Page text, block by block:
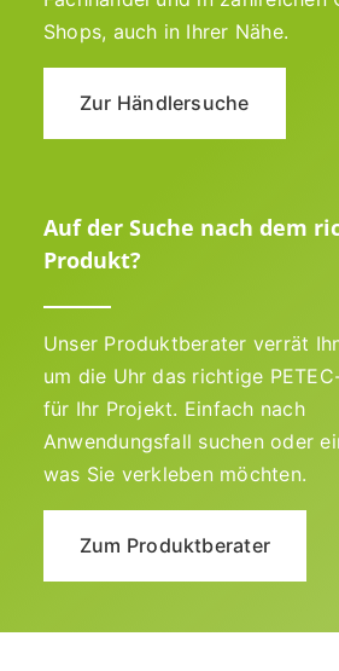
Shops, auch in Ihrer Nähe.
Zur Händlersuche
Auf der Suche nach dem
Produkt?
Unser Produktberater verrät
um die Uhr das richtige
für Ihr Projekt. Einfach nach
Anwendungsfall suchen oder
was Sie verkleben möchten.
Zum Produktberater